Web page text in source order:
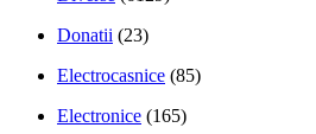
Donatii (23)
Electrocasnice (85)
Electronice (165)